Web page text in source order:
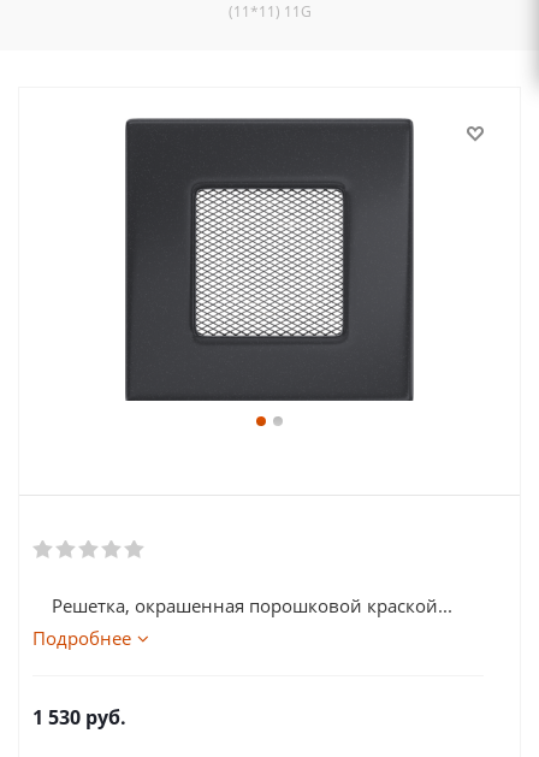
(11*11) 11G
Решетка, окрашенная порошковой краской...
Подробнее
1 530 руб.